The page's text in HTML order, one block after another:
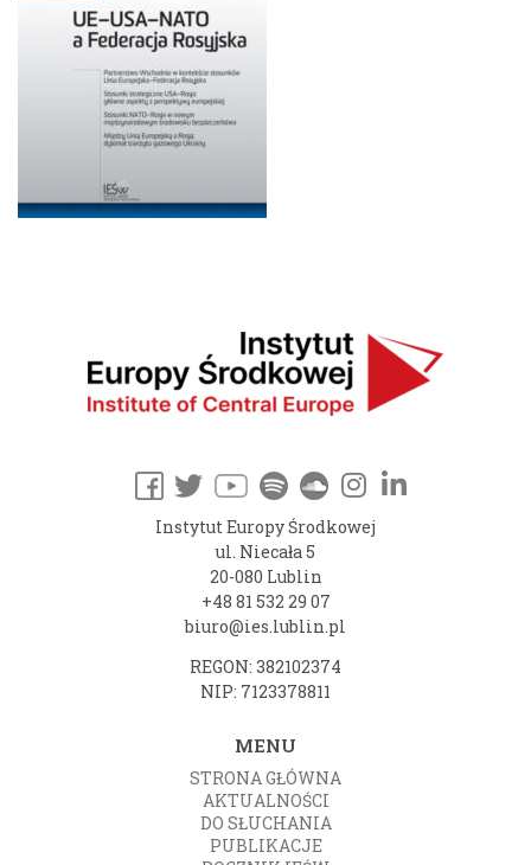
Instytut Europy Środkowej
ul. Niecała 5
20-080 Lublin
+48 81 532 29 07
biuro@ies.lublin.pl
REGON: 382102374
NIP: 7123378811
MENU
STRONA GŁÓWNA
AKTUALNOŚCI
DO SŁUCHANIA
PUBLIKACJE